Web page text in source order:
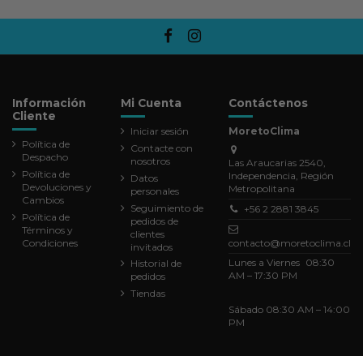
Información
Cliente
Política de
Despacho
Política de
Devoluciones y
Cambios
Política de
Términos y
Condiciones
Mi Cuenta
Iniciar sesión
Contacte con
nosotros
Datos
personales
Seguimiento de
pedidos de
clientes
invitados
Historial de
pedidos
Tiendas
Contáctenos
MoretoClima
Las Araucarias 2540,
Independencia, Región
Metropolitana
+56 2 2881 3845
contacto@moretoclima.cl
Lunes a Viernes 08:30
AM – 17:30 PM
Sábado 08:30 AM – 14:00
PM